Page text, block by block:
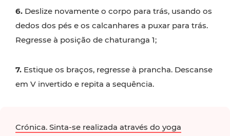
6. Deslize novamente o corpo para trás, usando os
dedos dos pés e os calcanhares a puxar para trás.
Regresse à posição de chaturanga 1;
7. Estique os braços, regresse à prancha. Descanse
em V invertido e repita a sequência.
Crónica. Sinta-se realizada através do yoga